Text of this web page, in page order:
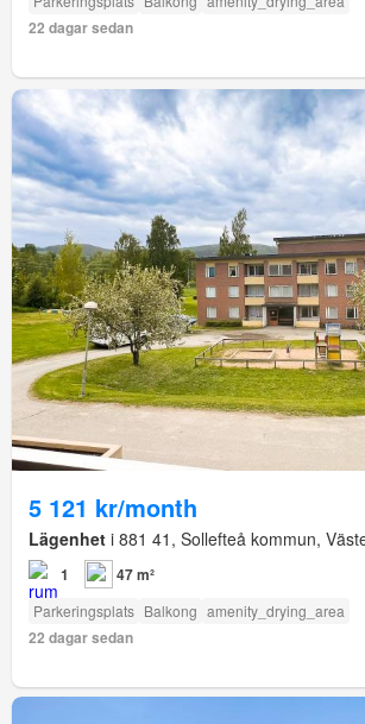
22 dagar sedan
5 121 kr/month
Lägenhet i 881 41, Sollefteå kommun,
1 47 m²
Parkeringsplats Balkong amenity_drying_area
22 dagar sedan